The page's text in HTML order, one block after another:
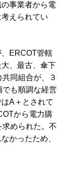
事業者から電
えられてい
ERCOT管轄
、最古、傘下
同組合が、３
も順調な経営
A＋とされて
から電力購
められた。不
かったため、